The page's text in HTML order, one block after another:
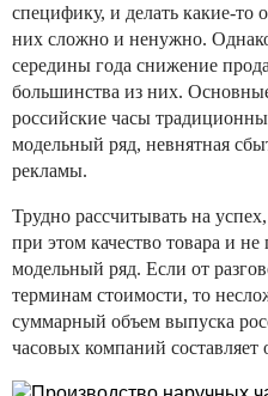
специфику, и делать какие-
них сложно и ненужно.
середины года снижение
большинства из них.
российские часы
модельный ряд, невнятная
рекламы.
Трудно рассчитывать на
при этом качество товара и
модельный ряд. Если от
терминам стоимости, то
суммарный объем выпуска
часовых компаний составляет